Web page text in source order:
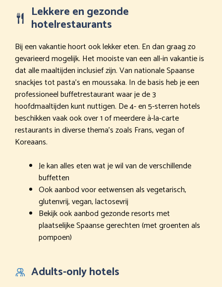
Lekkere en gezonde
hotelrestaurants
Bij een vakantie hoort ook lekker eten. En dan graag zo
gevarieerd mogelijk. Het mooiste van een all-in vakantie is
dat alle maaltijden inclusief zijn. Van nationale Spaanse
snackjes tot pasta’s en moussaka. In de basis heb je een
professioneel buffetrestaurant waar je de 3
hoofdmaaltijden kunt nuttigen. De 4- en 5-sterren hotels
beschikken vaak ook over 1 of meerdere à-la-carte
restaurants in diverse thema’s zoals Frans, vegan of
Koreaans.
Je kan alles eten wat je wil van de verschillende
buffetten
Ook aanbod voor eetwensen als vegetarisch,
glutenvrij, vegan, lactosevrij
Bekijk ook aanbod gezonde resorts met
plaatselijke Spaanse gerechten (met groenten als
pompoen)
Adults-only hotels